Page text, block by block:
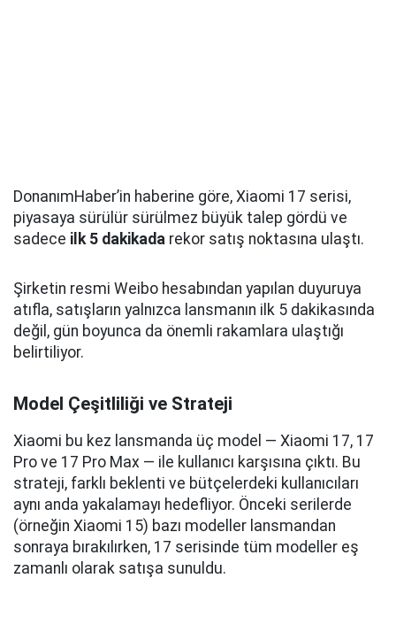
DonanımHaber’in haberine göre, Xiaomi 17 serisi,
piyasaya sürülür sürülmez büyük talep gördü ve
sadece ilk 5 dakikada rekor satış noktasına ulaştı.
Şirketin resmi Weibo hesabından yapılan duyuruya
atıfla, satışların yalnızca lansmanın ilk 5 dakikasında
değil, gün boyunca da önemli rakamlara ulaştığı
belirtiliyor.
Model Çeşitliliği ve Strateji
Xiaomi bu kez lansmanda üç model — Xiaomi 17, 17
Pro ve 17 Pro Max — ile kullanıcı karşısına çıktı. Bu
strateji, farklı beklenti ve bütçelerdeki kullanıcıları
aynı anda yakalamayı hedefliyor. Önceki serilerde
(örneğin Xiaomi 15) bazı modeller lansmandan
sonraya bırakılırken, 17 serisinde tüm modeller eş
zamanlı olarak satışa sunuldu.